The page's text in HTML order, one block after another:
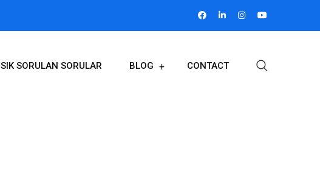
SIK SORULAN SORULAR BLOG CONTACT